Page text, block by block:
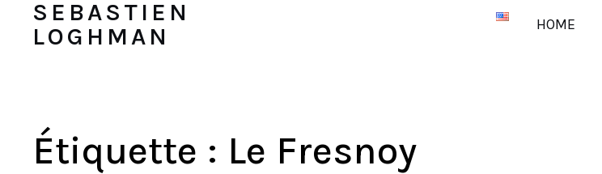
SEBASTIEN
LOGHMAN
HOME
Étiquette : Le Fresnoy